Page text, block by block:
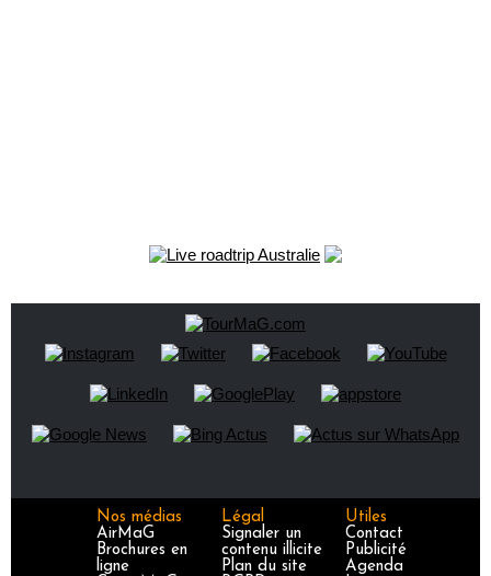
Nos médias
AirMaG
Brochures en
ligne
Légal
Signaler un
contenu illicite
Plan du site
Utiles
Contact
Publicité
Agenda